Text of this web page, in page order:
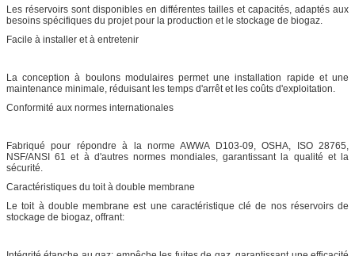
Les réservoirs sont disponibles en différentes tailles et capacités, adaptés aux
besoins spécifiques du projet pour la production et le stockage de biogaz.
Facile à installer et à entretenir
La conception à boulons modulaires permet une installation rapide et une
maintenance minimale, réduisant les temps d'arrêt et les coûts d'exploitation.
Conformité aux normes internationales
Fabriqué pour répondre à la norme AWWA D103-09, OSHA, ISO 28765,
NSF/ANSI 61 et à d'autres normes mondiales, garantissant la qualité et la
sécurité.
Caractéristiques du toit à double membrane
Le toit à double membrane est une caractéristique clé de nos réservoirs de
stockage de biogaz, offrant: